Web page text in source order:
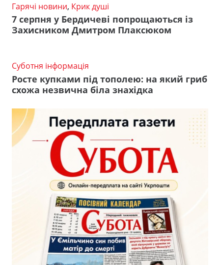
Гарячі новини, Крик душі
7 серпня у Бердичеві попрощаються із
Захисником Дмитром Плаксюком
Суботня інформація
Росте купками під тополею: на який гриб
схожа незвична біла знахідка